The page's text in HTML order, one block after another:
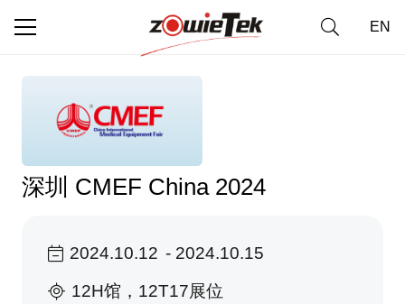
EN
深圳 CMEF China 2024
2024.10.12 - 2024.10.15
12H馆，12T17展位